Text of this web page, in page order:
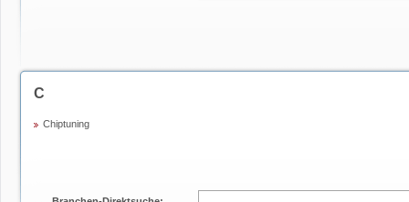
C
Chiptuning